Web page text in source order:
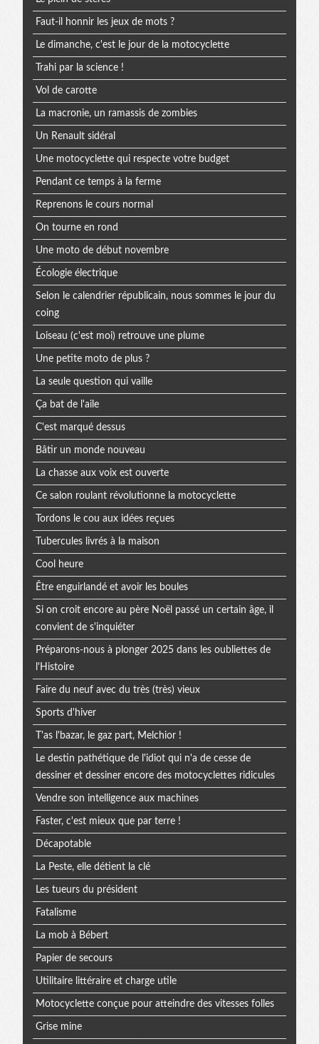
Faut-il honnir les jeux de mots ?
Le dimanche, c'est le jour de la motocyclette
Trahi par la science !
Vol de carotte
La macronie, un ramassis de zombies
Un Renault sidéral
Une motocyclette qui respecte votre budget
Pendant ce temps à la ferme
Reprenons le cours normal
On tourne en rond
Une moto de début novembre
Écologie électrique
Selon le calendrier républicain, nous sommes le jour du
coing
Loiseau (c'est moi) retrouve une plume
Une petite moto de plus ?
La seule question qui vaille
Ça bat de l'aile
C'est marqué dessus
Bâtir un monde nouveau
La chasse aux voix est ouverte
Ce salon roulant révolutionne la motocyclette
Tordons le cou aux idées reçues
Tubercules livrés à la maison
Cool heure
Être enguirlandé et avoir les boules
Si on croit encore au père Noël passé un certain âge, il
convient de s'inquiéter
Préparons-nous à plonger 2025 dans les oubliettes de
l'Histoire
Faire du neuf avec du très (très) vieux
Sports d'hiver
T'as l'bazar, le gaz part, Melchior !
Le destin pathétique de l'idiot qui n'a de cesse de
dessiner et dessiner encore des motocyclettes ridicules
Vendre son intelligence aux machines
Faster, c'est mieux que par terre !
Décapotable
La Peste, elle détient la clé
Les tueurs du président
Fatalisme
La mob à Bébert
Papier de secours
Utilitaire littéraire et charge utile
Motocyclette conçue pour atteindre des vitesses folles
Grise mine